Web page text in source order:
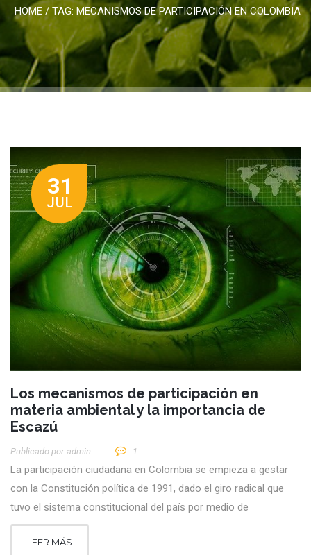
HOME / TAG: MECANISMOS DE PARTICIPACIÓN EN COLOMBIA
31
JUL
Los mecanismos de participación en
materia ambiental y la importancia de
Escazú
Publicado por Admin 1
La participación ciudadana en Colombia se empieza a gestar
con la Constitución política de 1991, dado el giro radical que
tuvo el sistema constitucional del país por medio de
LEER MÁS